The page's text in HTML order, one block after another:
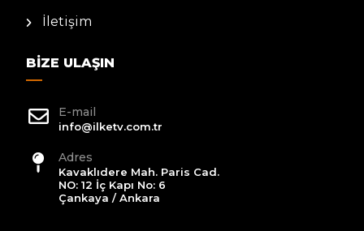
İletişim
BIZE ULAŞIN
E-mail
info@ilketv.com.tr
Adres
Kavaklıdere Mah. Paris Cad.
NO: 12 İç Kapı No: 6
Çankaya / Ankara